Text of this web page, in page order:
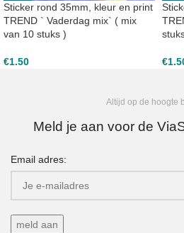
Sticker rond 35mm, kleur en print
TREND ` Vaderdag mix` ( mix
van 10 stuks )
€1.50 €
Altijd op de hoogte
Meld je aan voor de
Email adres: